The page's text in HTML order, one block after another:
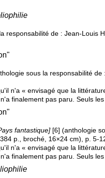
responsabilité de : Jean-Louis
sous la responsabilité
n'a « envisagé que la
finalement pas paru. Seuls
fantastique][6] (anthologie
, 384 p., broché, 16×24 cm), p. 5-
n'a « envisagé que la
finalement pas paru. Seuls